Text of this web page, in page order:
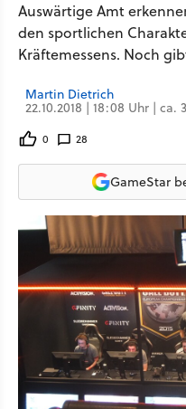
Auswärtige Amt
den sportlichen
Kräftemessens. Noch
Martin Dietrich
22.10.2018 | 18:08 Uhr |
0 28
GameStar